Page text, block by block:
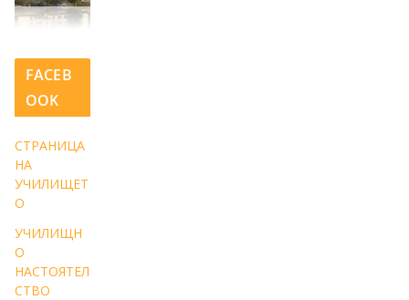
FACEB
OOK
СТРАНИЦА
НА
УЧИЛИЩЕТ
О
УЧИЛИЩН
О
НАСТОЯТЕЛ
СТВО